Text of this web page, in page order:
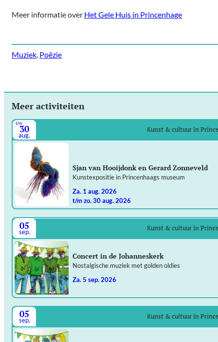
Meer informatie over Het Gele Huis in Princenhage
Muziek, Poëzie
Meer activiteiten
t/m
30
aug.
Kunst & cultuur in
Sjan van Hooijdonk en Gerard Zonneveld
Kunstexpositie in Princenhaags museum
za. 1 aug. 2026
t/m zo. 30 aug. 2026
05
sep. Kunst & cultuur in
Concert in de Johanneskerk
Nostalgische muziek met golden oldies
za. 5 sep. 2026
05
sep. Kunst & cultuur in